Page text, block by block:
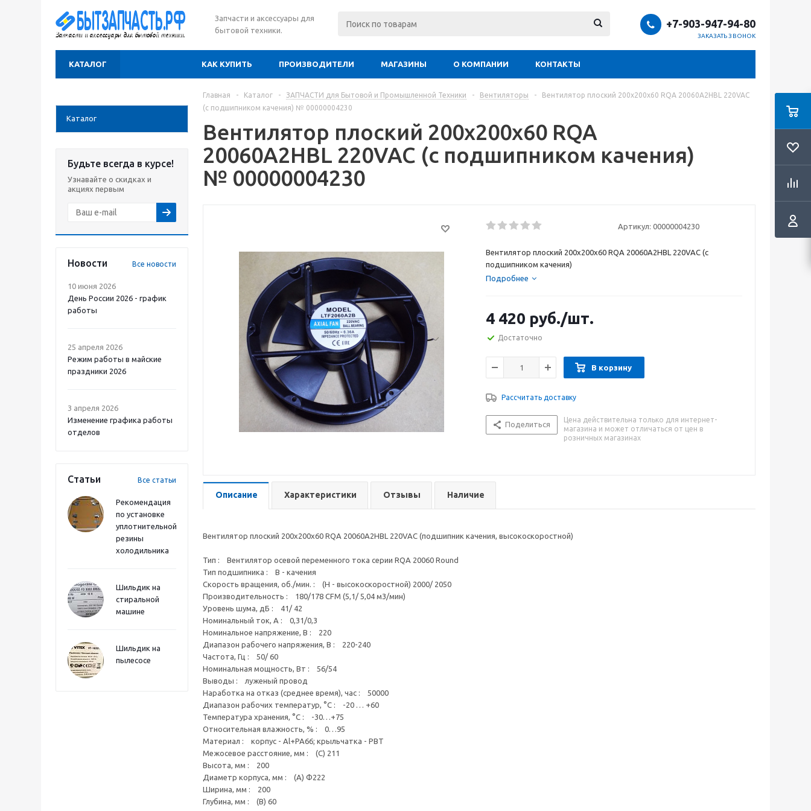
Запчасти и аксессуары для
бытовой техники.
+7-903-947-94-80
ЗАКАЗАТЬ ЗВОНОК
КАТАЛОГ КАК КУПИТЬ ПРОИЗВОДИТЕЛИ МАГАЗИНЫ О КОМПАНИИ КОНТАКТЫ
Каталог
Будьте всегда в курсе!
Узнавайте о скидках и
акциях первым
Новости Все новости
10 июня 2026
День России 2026 - график
работы
25 апреля 2026
Режим работы в майские
праздники 2026
3 апреля 2026
Изменение графика работы
отделов
Статьи Все статьи
Рекомендация
по установке
уплотнительной
резины
холодильника
Шильдик на
стиральной
машине
Шильдик на
пылесосе
Главная - Каталог - ЗАПЧАСТИ для Бытовой и Промышленной Техники - Вентиляторы -
Вентилятор плоский 200х200х60 RQA 20060A2HBL 220VAC
(с подшипником качения) № 00000004230
Вентилятор плоский 200х200х60 RQA
20060A2HBL 220VAC (с подшипником качения)
№ 00000004230
Артикул: 00000004230
Вентилятор плоский 200х200х60 RQA 20060A2HBL 220VAC (с
подшипником качения)
Подробнее
4 420 руб./шт.
Достаточно
В корзину
Рассчитать доставку
Поделиться
Цена действительна только для интернет-
магазина и может отличаться от цен в
розничных магазинах
Описание Характеристики Отзывы Наличие
Вентилятор плоский 200х200х60 RQA 20060A2HBL 220VAC (подшипник качения, высокоскоростной)
Тип : Вентилятор осевой переменного тока серии RQA 20060 Round
Тип подшипника : B - качения
Скорость вращения, об./мин. : (H - высокоскоростной) 2000/ 2050
Производительность : 180/178 CFM (5,1/ 5,04 м3/мин)
Уровень шума, дБ : 41/ 42
Номинальный ток, А : 0,31/0,3
Номинальное напряжение, В : 220
Диапазон рабочего напряжения, В : 220-240
Частота, Гц : 50/ 60
Номинальная мощность, Вт : 56/54
Выводы : луженый провод
Наработка на отказ (среднее время), час : 50000
Диапазон рабочих температур, °C : -20 … +60
Температура хранения, °C : -30…+75
Относительная влажность, % : 0…95
Материал : корпус - Al+PA66; крыльчатка - PBT
Межосевое расстояние, мм : (C) 211
Высота, мм : 200
Диаметр корпуса, мм : (A) Ф222
Ширина, мм : 200
Глубина, мм : (B) 60